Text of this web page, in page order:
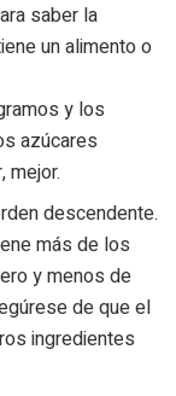
saber la
un alimento o
y los
azúcares
mejor.
descendente.
más de los
y menos de
de que el
ingredientes